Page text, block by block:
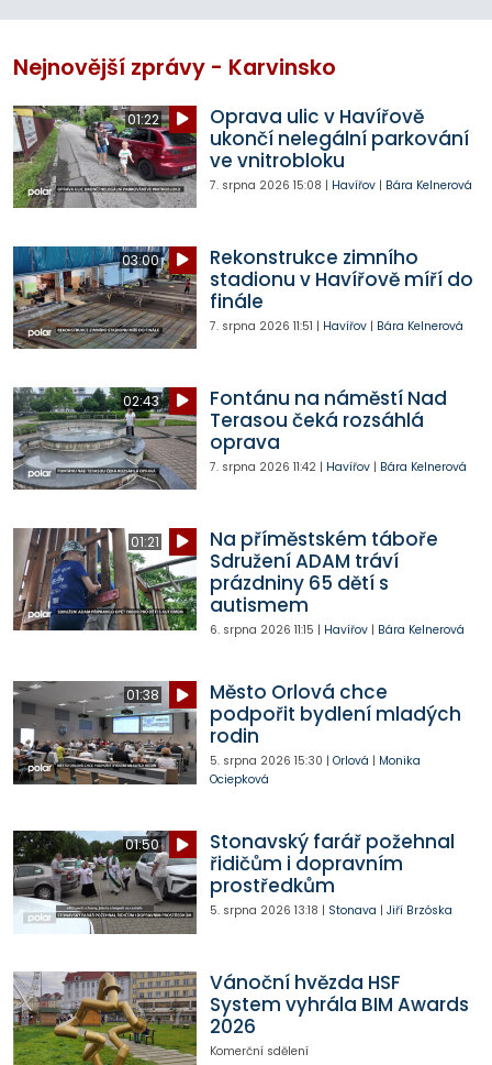
Nejnovější zprávy - Karvinsko
01:22
Oprava ulic v Havířově
ukončí nelegální parkování
ve vnitrobloku
7. srpna 2026 15:08 | Havířov| Bára Kelnerová
03:00
Rekonstrukce zimního
stadionu v Havířově míří do
finále
7. srpna 2026 11:51 | Havířov| Bára Kelnerová
02:43
Fontánu na náměstí Nad
Terasou čeká rozsáhlá
oprava
7. srpna 2026 11:42| Havířov| Bára Kelnerová
01:21
Na příměstském táboře
Sdružení ADAM tráví
prázdniny 65 dětí s
autismem
6. srpna 2026 11:15 | Havířov| Bára Kelnerová
01:38
Město Orlová chce
podpořit bydlení mladých
rodin
5. srpna 2026 15:30 | Orlová | Monika
Ociepková
01:50
Stonavský farář požehnal
řidičům i dopravním
prostředkům
5. srpna 2026 13:18 | Stonava | Jiří Brzóska
Vánoční hvězda HSF
System vyhrála BIM Awards
2026
Komerční sdělení